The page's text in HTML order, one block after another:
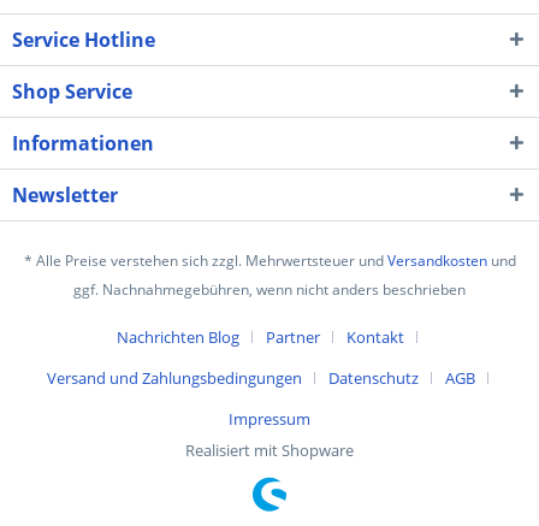
Service Hotline
Shop Service
Informationen
Newsletter
* Alle Preise verstehen sich zzgl. Mehrwertsteuer undVersandkostenund
ggf. Nachnahmegebühren, wenn nicht anders beschrieben
Nachrichten Blog Partner
Kontakt
Versand und Zahlungsbedingungen
Datenschutz
AGB
Impressum
Realisiert mit Shopware